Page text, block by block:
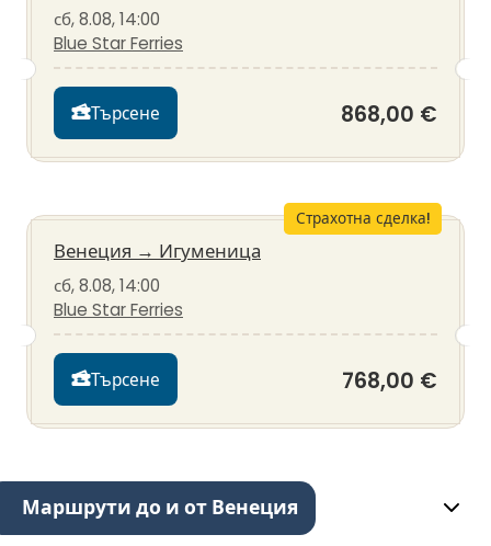
сб, 8.08, 14:00
Blue Star Ferries
Търсене 868,00 €
Страхотна сделка!
Венеция → Игуменица
сб, 8.08, 14:00
Blue Star Ferries
Търсене 768,00 €
Маршрути до и от Венеция